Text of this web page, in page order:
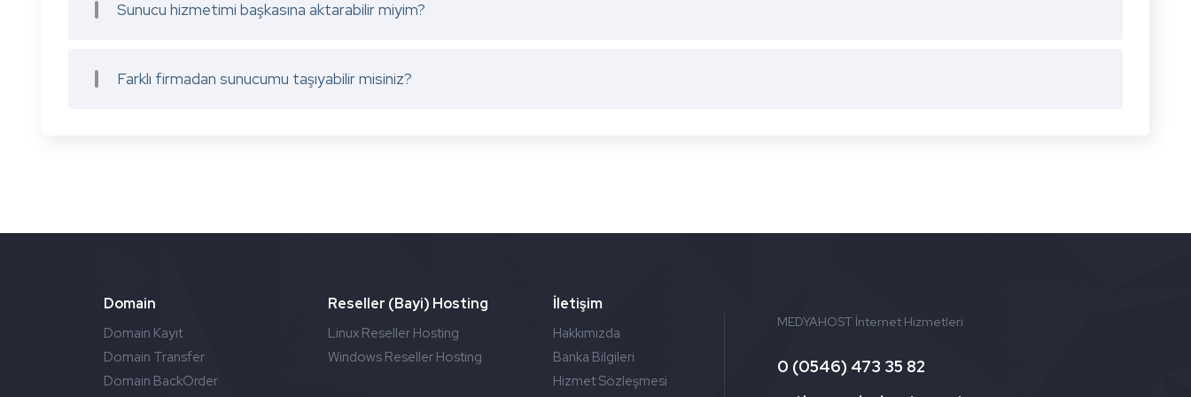
Sunucu hizmetimi başkasına aktarabilir miyim?
Farklı firmadan sunucumu taşıyabilir misiniz?
Domain
Domain Kayıt
Domain Transfer
Domain BackOrder
Reseller (Bayi) Hosting
Linux Reseller Hosting
Windows Reseller Hosting
İletişim
Hakkımızda
Banka Bilgileri
Hizmet Sözleşmesi
MEDYAHOST İnternet Hizmetleri
0 (0546) 473 35 82